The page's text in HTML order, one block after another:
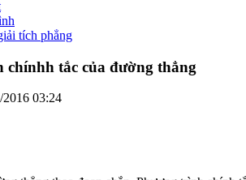
tích phẳng
chínhh tắc của đường thẳng
03:24